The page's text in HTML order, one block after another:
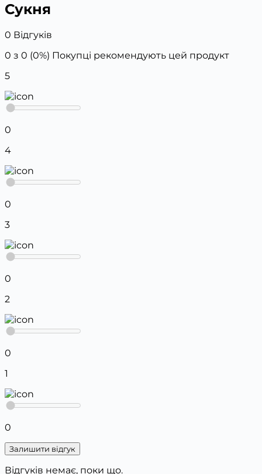
Сукня
0 Відгуків
0 з 0 (0%) Покупці рекомендують цей продукт
5
0
4
0
3
0
2
0
1
0
Залишити відгук
Відгуків немає, поки що.